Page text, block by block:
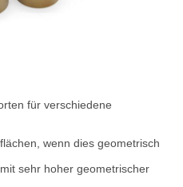
für verschiedene
wenn dies geometrisch
sehr hoher geometrischer